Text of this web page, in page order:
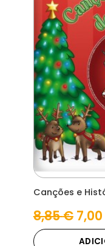
Canções e
8,85€ O
7,00